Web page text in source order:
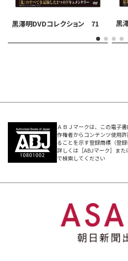
黒澤明DVDコレクション 71 黒
ＡＢＪマークは、この電子
作権者からコンテンツ使用
ることを示す登録商標（登
詳しくは［ABJマーク］また
で検索してください